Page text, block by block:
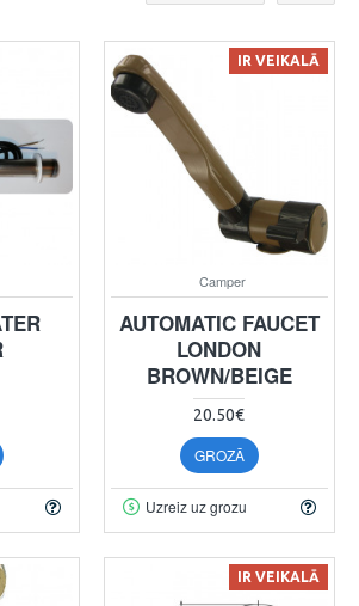
IR VEIKALĀ
Camper
AUTOMATIC FAUCET
LONDON
BROWN/BEIGE
20.50€
GROZĀ
Uzreiz uz grozu
IR VEIKALĀ